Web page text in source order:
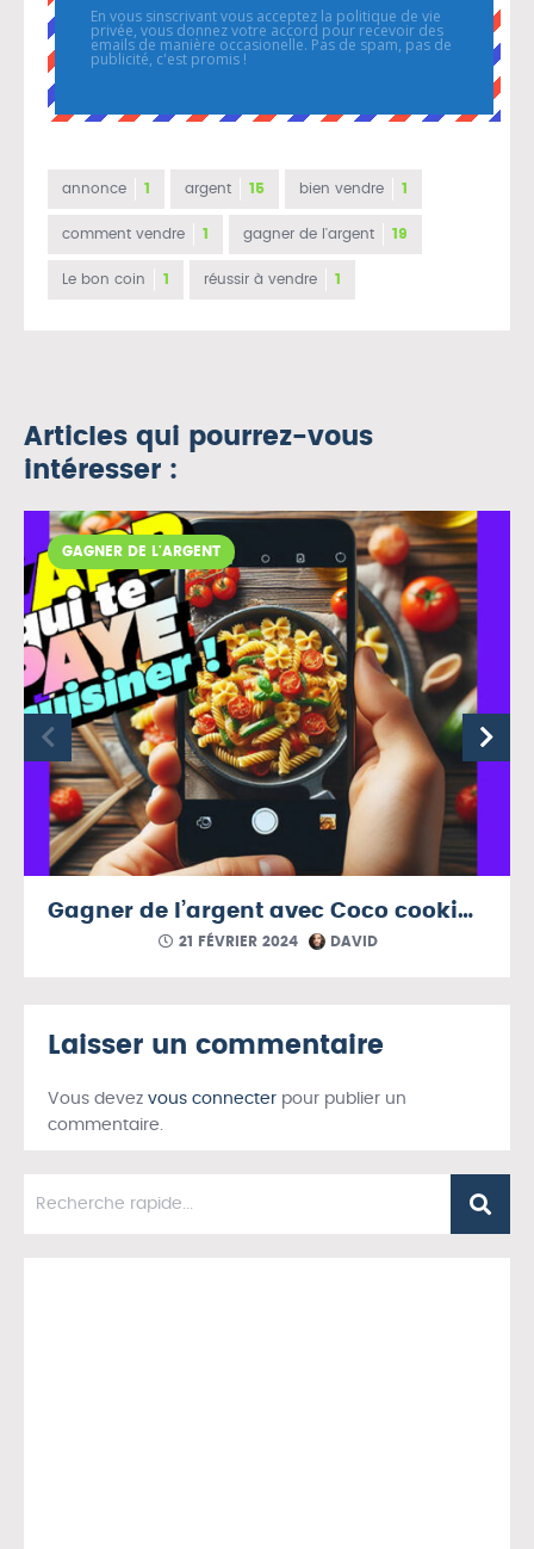
En vous sinscrivant vous acceptez la politique de vie
privée, vous donnez votre accord pour recevoir des
emails de manière occasionelle. Pas de spam, pas de
publicité, c'est promis !
annonce 1 argent 15 bien vendre 1
comment vendre 1 gagner de l'argent 19
Le bon coin 1 réussir à vendre 1
Articles qui pourrez-vous
intéresser :
GAGNER DE L'ARGENT
Gagner de l’argent avec Coco cooking
21 FÉVRIER 2024 DAVID
Laisser un commentaire
Vous devez vous connecter pour publier un
commentaire.